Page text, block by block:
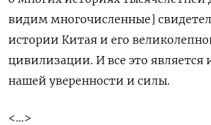
видим многочисленные]
истории Китая и его
цивилизации. И все это является
нашей уверенности и силы.
<…>